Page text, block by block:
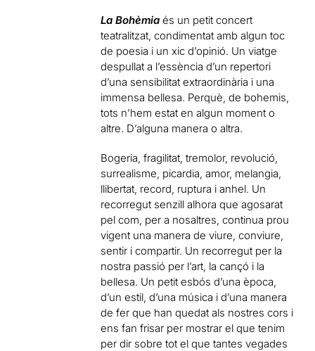
La Bohèmia és un petit concert
teatralitzat, condimentat amb algun toc
de poesia i un xic d’opinió. Un viatge
despullat a l’essència d’un repertori
d’una sensibilitat extraordinària i una
immensa bellesa. Perquè, de bohemis,
tots n’hem estat en algun moment o
altre. D’alguna manera o altra.
Bogeria, fragilitat, tremolor, revolució,
surrealisme, picardia, amor, melangia,
llibertat, record, ruptura i anhel. Un
recorregut senzill alhora que agosarat
pel com, per a nosaltres, continua prou
vigent una manera de viure, conviure,
sentir i compartir. Un recorregut per la
nostra passió per l’art, la cançó i la
bellesa. Un petit esbós d’una època,
d’un estil, d’una música i d’una manera
de fer que han quedat als nostres cors i
ens fan frisar per mostrar el que tenim
per dir sobre tot el que tantes vegades